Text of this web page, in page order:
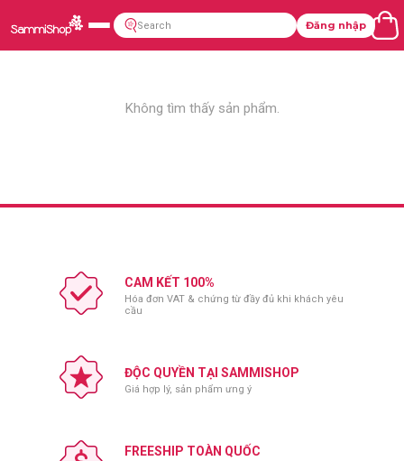
Đăng nhập
Không tìm thấy sản phẩm.
CAM KẾT 100%
Hóa đơn VAT & chứng từ đầy đủ khi khách yêu
cầu
ĐỘC QUYỀN TẠI SAMMISHOP
Giá hợp lý, sản phẩm ưng ý
FREESHIP TOÀN QUỐC